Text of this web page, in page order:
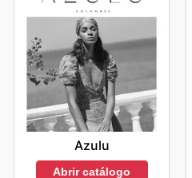
Azulu
Abrir catálogo